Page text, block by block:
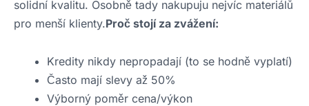
solidní kvalitu. Osobně tady nakupuju nejvíc materiálů
pro menší klienty.Proč stojí za zvážení:
Kredity nikdy nepropadají (to se hodně vyplatí)
Často mají slevy až 50%
Výborný poměr cena/výkon